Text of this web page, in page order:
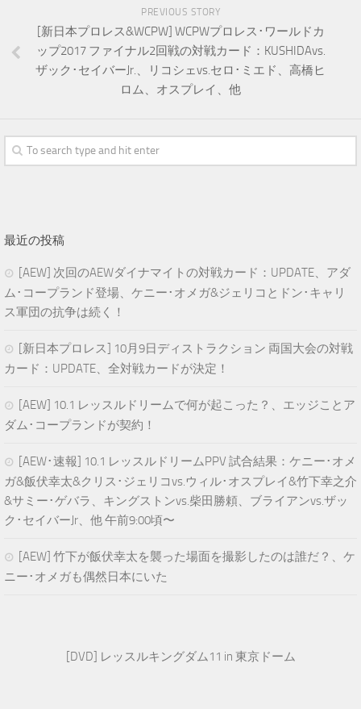
PREVIOUS STORY
[新日本プロレス&WCPW] WCPWプロレス･ワールドカ
ップ2017 ファイナル2回戦の対戦カード：KUSHIDAvs.
ザック･セイバーJr.、リコシェvs.セロ･ミエド、高橋ヒ
ロム、オスプレイ、他
最近の投稿
[AEW] 次回のAEWダイナマイトの対戦カード：UPDATE、アダ
ム･コープランド登場、ケニー･オメガ&ジェリコとドン･キャリ
ス軍団の抗争は続く！
[新日本プロレス] 10月9日ディストラクション 両国大会の対戦
カード：UPDATE、全対戦カードが決定！
[AEW] 10.1 レッスルドリームで何が起こった？、エッジことア
ダム･コープランドが契約！
[AEW･速報] 10.1 レッスルドリームPPV 試合結果：ケニー･オメ
ガ&飯伏幸太&クリス･ジェリコvs.ウィル･オスプレイ&竹下幸之介
&サミー･ゲバラ、キングストンvs.柴田勝頼、ブライアンvs.ザッ
ク･セイバーJr、他 午前9:00頃〜
[AEW] 竹下が飯伏幸太を襲った場面を撮影したのは誰だ？、ケ
ニー･オメガも偶然日本にいた
[DVD] レッスルキングダム11 in 東京ドーム